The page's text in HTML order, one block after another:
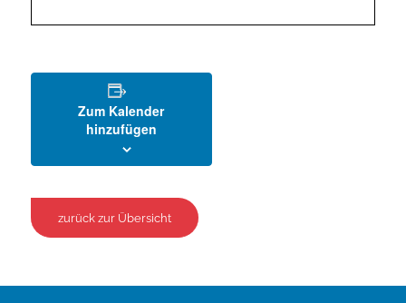
Zum Kalender
hinzufügen
zurück zur Übersicht